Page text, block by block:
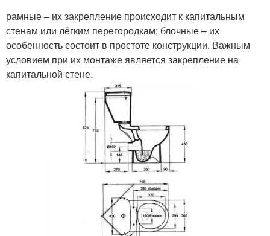
рамные – их закрепление происходит к капитальным
стенам или лёгким перегородкам; блочные – их
особенность состоит в простоте конструкции. Важным
условием при их монтаже является закрепление на
капитальной стене.